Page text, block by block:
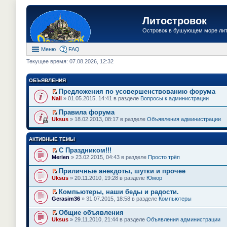
Литостровок
Островок в бушующем море
Меню FAQ
Текущее время: 07.08.2026, 12:32
ОБЪЯВЛЕНИЯ
П
р
е
й
т
и
к
п
е
р
о
м
у
н
е
п
р
о
ч
Предложения по усовершенствованию форума
Nail » 01.05.2015, 14:41 в разделе Вопросы к администрации
П
р
й
т
и
к
п
е
р
о
м
у
н
е
п
Правила форума
Uksus » 18.02.2013, 08:17 в разделе Объявления администрации
АКТИВНЫЕ ТЕМЫ
П
р
е
й
т
и
к
е
р
в
С Праздником!!!
Merien » 23.02.2015, 04:43 в разделе Просто трёп
П
р
е
й
т
и
к
Приличные анекдоты, шутки и прочее
Uksus » 20.11.2010, 19:28 в разделе Юмор
П
р
е
й
Компьютеры, наши беды и радости.
Gerasim36 » 31.07.2015, 18:58 в разделе Компьютеры
П
Общие объявления
Uksus » 29.11.2010, 21:44 в разделе Объявления администрации